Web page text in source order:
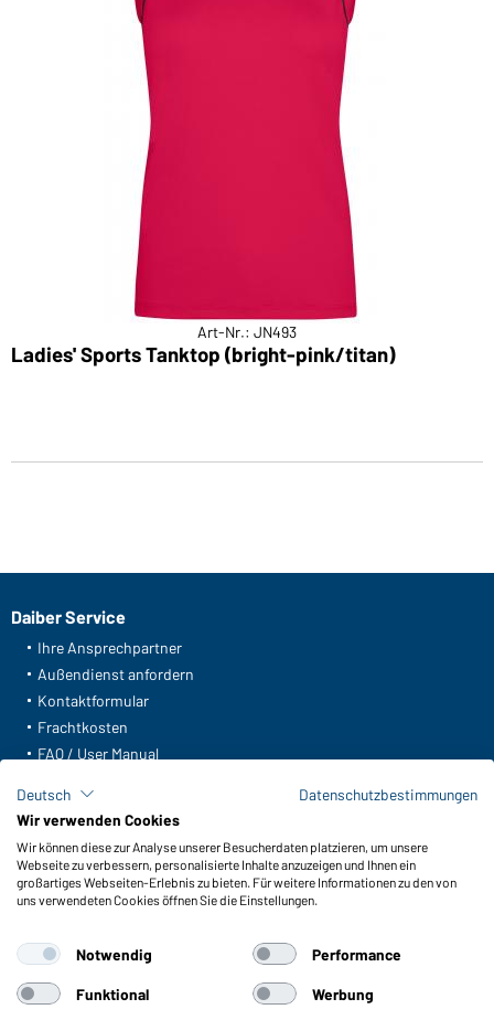
Art-Nr.: JN493
Ladies' Sports Tanktop (bright-pink/titan)
Daiber Service
Ihre Ansprechpartner
Außendienst anfordern
Kontaktformular
Frachtkosten
FAQ / User Manual
Meldeportal nach Hinweisgeberschutz
Funktionen & Pflege
Produkteigenschaften
Pflegehinweise
Farben
Deutsch
Datenschutzbestimmungen
Wir verwenden Cookies
Wir können diese zur Analyse unserer Besucherdaten platzieren, um unsere
Webseite zu verbessern, personalisierte Inhalte anzuzeigen und Ihnen ein
großartiges Webseiten-Erlebnis zu bieten. Für weitere Informationen zu den von
uns verwendeten Cookies öffnen Sie die Einstellungen.
Notwendig Performance
Funktional Werbung